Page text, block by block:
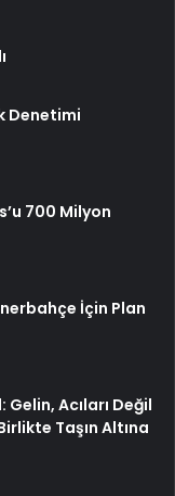
Denetimi
700 Milyon
İçin Plan
Acıları Değil
Taşın Altına